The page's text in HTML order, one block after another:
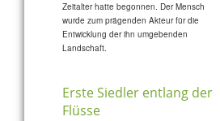
Zeitalter hatte begonnen. Der Mensch
wurde zum prägenden Akteur für die
Entwicklung der ihn umgebenden
Landschaft.
Erste Siedler entlang der
Flüsse